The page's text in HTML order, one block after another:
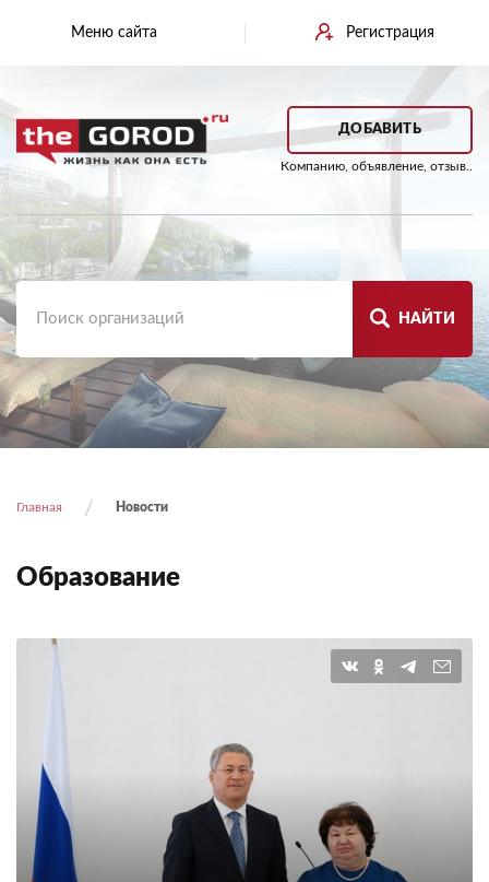
Меню сайта Регистрация
ДОБАВИТЬ
Компанию, объявление, отзыв..
НАЙТИ
Главная Новости
Образование